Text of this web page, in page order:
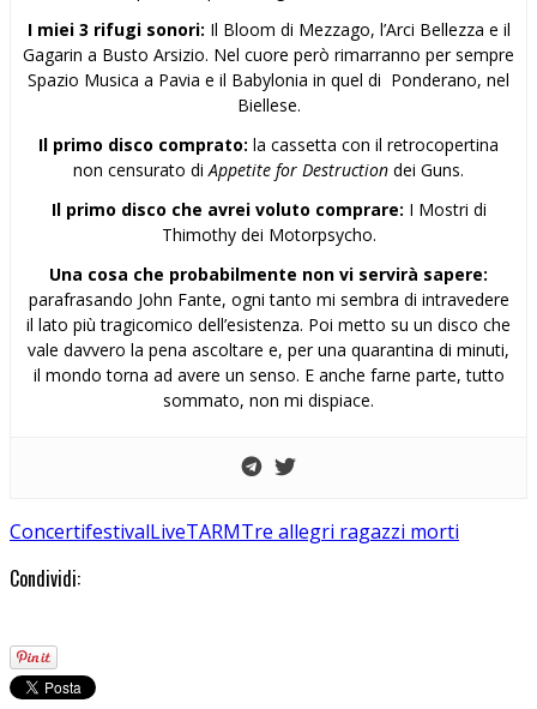
I miei 3 rifugi sonori: Il Bloom di Mezzago, l’Arci Bellezza e il
Gagarin a Busto Arsizio. Nel cuore però rimarranno per sempre
Spazio Musica a Pavia e il Babylonia in quel di Ponderano, nel
Biellese.
Il primo disco comprato: la cassetta con il retrocopertina
non censurato diAppetite for Destruction dei Guns.
Il primo disco che avrei voluto comprare: I Mostri di
Thimothy dei Motorpsycho.
Una cosa che probabilmente non vi servirà sapere:
parafrasando John Fante, ogni tanto mi sembra di intravedere
il lato più tragicomico dell’esistenza. Poi metto su un disco che
vale davvero la pena ascoltare e, per una quarantina di minuti,
il mondo torna ad avere un senso. E anche farne parte, tutto
sommato, non mi dispiace.
ConcertifestivalLiveTARMTre allegri ragazzi morti
Condividi: